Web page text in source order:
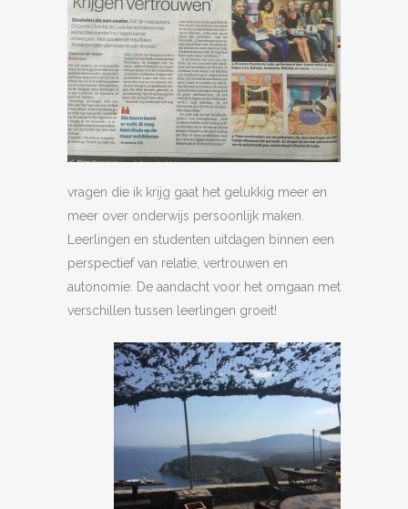
vragen die ik krijg gaat het gelukkig meer en
meer over onderwijs persoonlijk maken.
Leerlingen en studenten uitdagen binnen een
perspectief van relatie, vertrouwen en
autonomie. De aandacht voor het omgaan met
verschillen tussen leerlingen groeit!